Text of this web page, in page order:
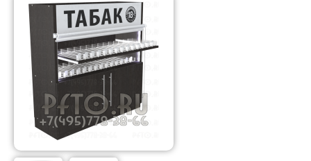
Фабрика торгового оборудования